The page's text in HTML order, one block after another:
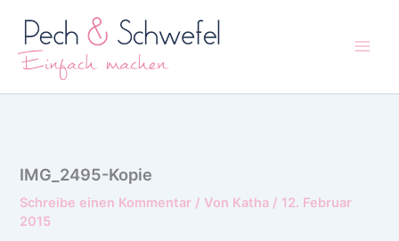
Inhalt
springen
IMG_2495-Kopie
Schreibe einen Kommentar / Von Katha / 12. Februar
2015